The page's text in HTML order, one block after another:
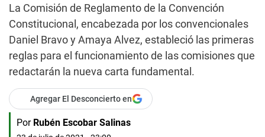
La Comisión de Reglamento de la Convención
Constitucional, encabezada por los convencionales
Daniel Bravo y Amaya Alvez, estableció las primeras
reglas para el funcionamiento de las comisiones que
redactarán la nueva carta fundamental.
Agregar El Desconcierto en
Por Rubén Escobar Salinas